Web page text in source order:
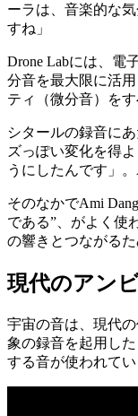
ーラは、音楽的な
すね」
Drone Labには、電
分音を最大限に活
ティ（微分音）を
シタールの録音に
ズっぽい変化を得
うにしたんです」
そのなかでAmi
である”、がよく使
の響きとつながる
現代のアン
宇宙の音は、現代
象の録音を起用し
する音が使われて